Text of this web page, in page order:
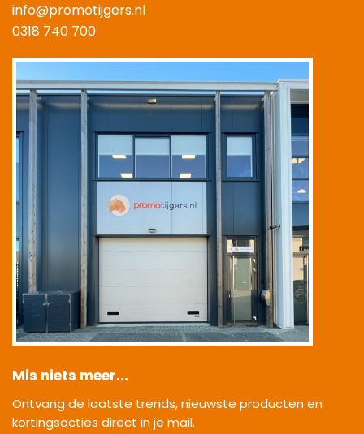
info@promotijgers.nl
0318 740 700
Mis niets meer...
Ontvang de laatste trends, nieuwste producten en
kortingsacties direct in je mail.